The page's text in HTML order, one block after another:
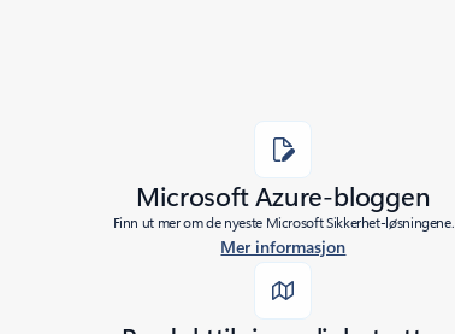
Microsoft Azure-bloggen
Finn ut mer om de nyeste Microsoft Sikkerhet-løsningene.
Mer informasjon